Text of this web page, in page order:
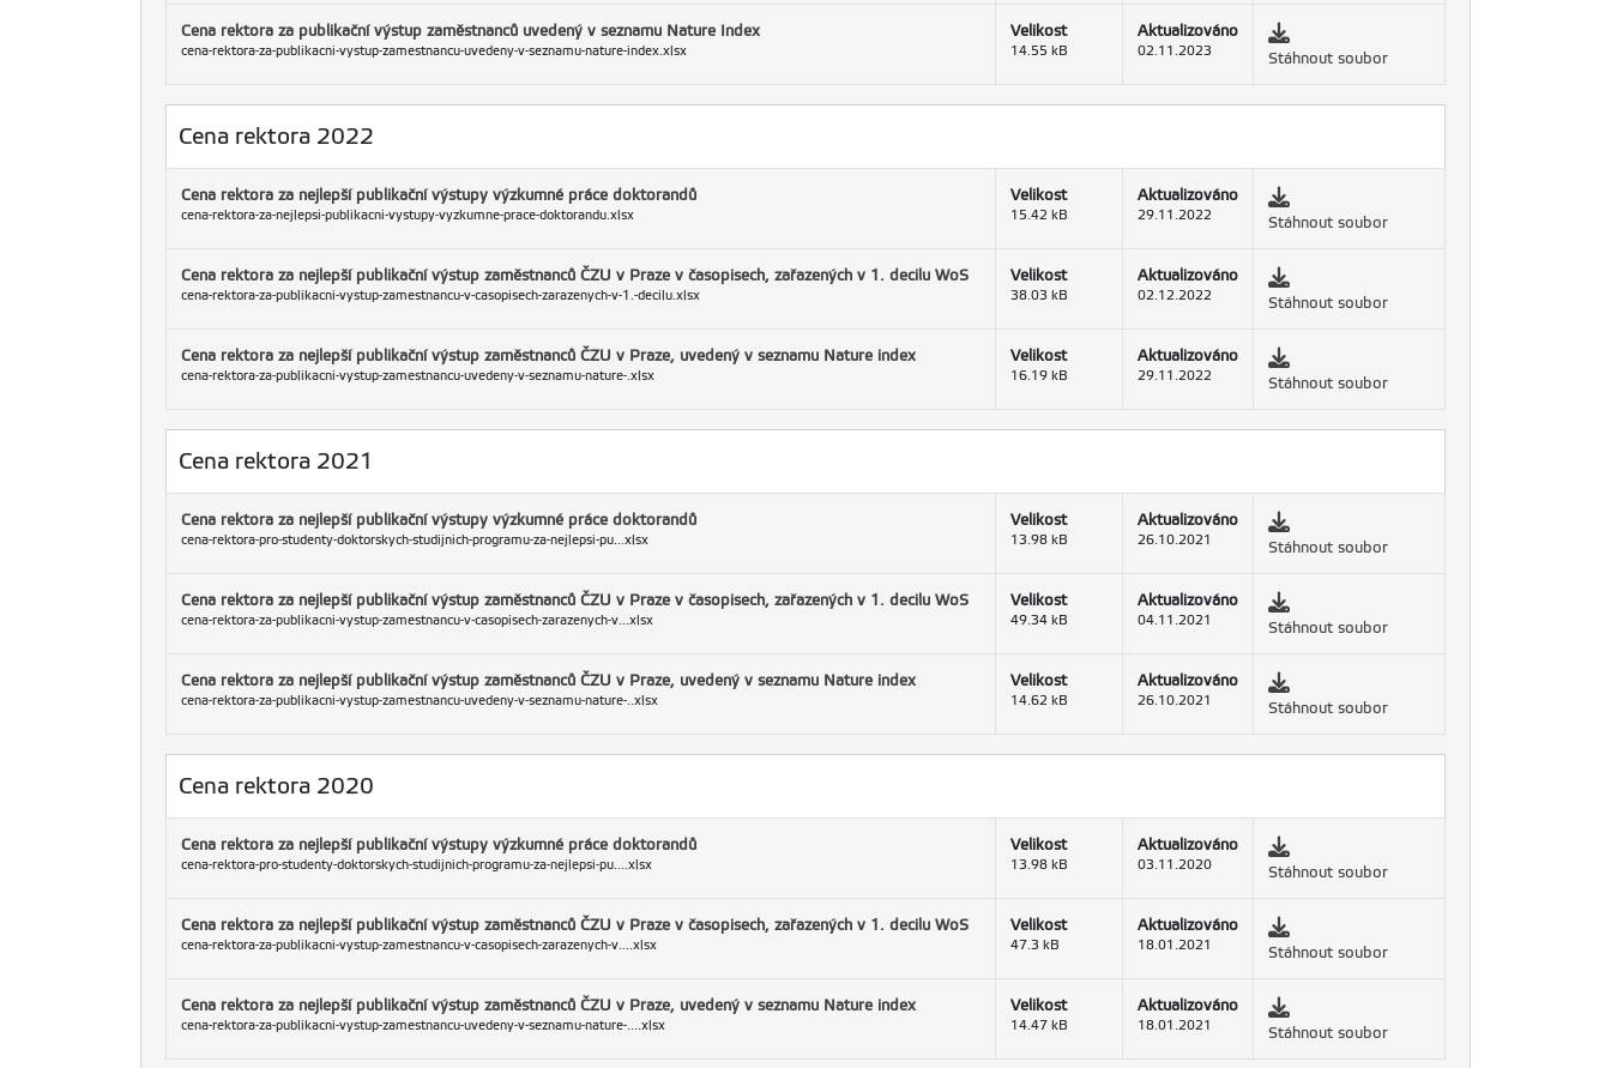
Cena rektora za publikační výstup zaměstnanců uvedený v seznamu Nature Index
cena-rektora-za-publikacni-vystup-zamestnancu-uvedeny-v-seznamu-nature-index.xlsx
Velikost
14.55 kB
Aktualizováno
02.11.2023 Stáhnout soubor
Cena rektora 2022
Cena rektora za nejlepší publikační výstupy výzkumné práce doktorandů
cena-rektora-za-nejlepsi-publikacni-vystupy-vyzkumne-prace-doktorandu.xlsx
Velikost
15.42 kB
Aktualizováno
29.11.2022 Stáhnout soubor
Cena rektora za nejlepší publikační výstup zaměstnanců ČZU v Praze v časopisech, zařazených v 1. decilu WoS
cena-rektora-za-publikacni-vystup-zamestnancu-v-casopisech-zarazenych-v-1.-decilu.xlsx
Velikost
38.03 kB
Aktualizováno
02.12.2022 Stáhnout soubor
Cena rektora za nejlepší publikační výstup zaměstnanců ČZU v Praze, uvedený v seznamu Nature index
cena-rektora-za-publikacni-vystup-zamestnancu-uvedeny-v-seznamu-nature-.xlsx
Velikost
16.19 kB
Aktualizováno
29.11.2022 Stáhnout soubor
Cena rektora 2021
Cena rektora za nejlepší publikační výstupy výzkumné práce doktorandů
cena-rektora-pro-studenty-doktorskych-studijnich-programu-za-nejlepsi-pu...xlsx
Velikost
13.98 kB
Aktualizováno
26.10.2021 Stáhnout soubor
Cena rektora za nejlepší publikační výstup zaměstnanců ČZU v Praze v časopisech, zařazených v 1. decilu WoS
cena-rektora-za-publikacni-vystup-zamestnancu-v-casopisech-zarazenych-v...xlsx
Velikost
49.34 kB
Aktualizováno
04.11.2021 Stáhnout soubor
Cena rektora za nejlepší publikační výstup zaměstnanců ČZU v Praze, uvedený v seznamu Nature index
cena-rektora-za-publikacni-vystup-zamestnancu-uvedeny-v-seznamu-nature-..xlsx
Velikost
14.62 kB
Aktualizováno
26.10.2021 Stáhnout soubor
Cena rektora 2020
Cena rektora za nejlepší publikační výstupy výzkumné práce doktorandů
cena-rektora-pro-studenty-doktorskych-studijnich-programu-za-nejlepsi-pu....xlsx
Velikost
13.98 kB
Aktualizováno
03.11.2020 Stáhnout soubor
Cena rektora za nejlepší publikační výstup zaměstnanců ČZU v Praze v časopisech, zařazených v 1. decilu WoS
cena-rektora-za-publikacni-vystup-zamestnancu-v-casopisech-zarazenych-v....xlsx
Velikost
47.3 kB
Aktualizováno
18.01.2021 Stáhnout soubor
Cena rektora za nejlepší publikační výstup zaměstnanců ČZU v Praze, uvedený v seznamu Nature index
cena-rektora-za-publikacni-vystup-zamestnancu-uvedeny-v-seznamu-nature-....xlsx
Velikost
14.47 kB
Aktualizováno
18.01.2021 Stáhnout soubor